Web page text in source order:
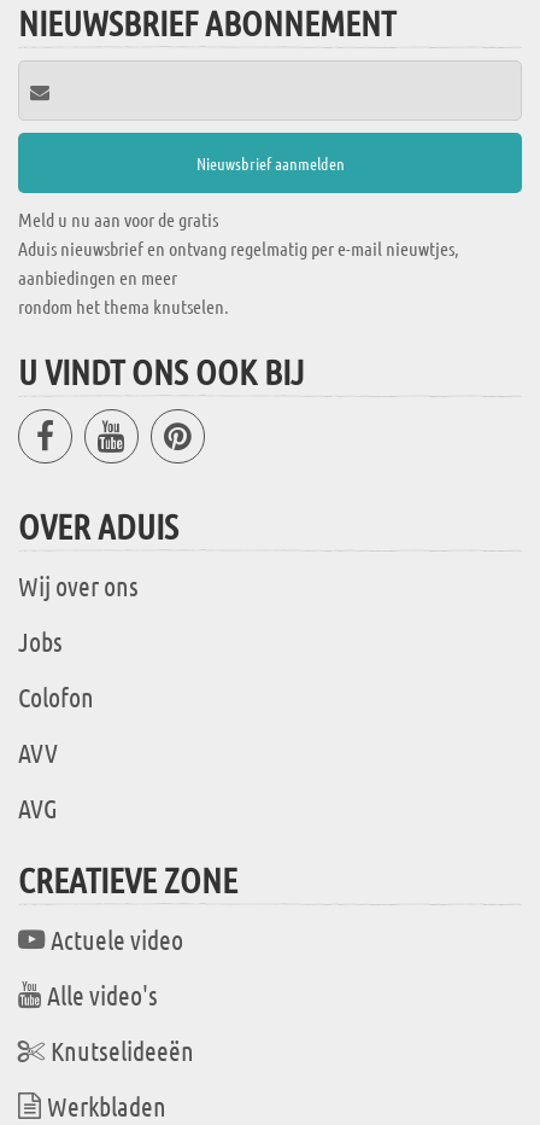
NIEUWSBRIEF ABONNEMENT
Meld u nu aan voor de gratis
Aduis nieuwsbrief en ontvang regelmatig per e-mail nieuwtjes,
aanbiedingen en meer
rondom het thema knutselen.
U VINDT ONS OOK BIJ
OVER ADUIS
Wij over ons
Jobs
Colofon
AVV
AVG
CREATIEVE ZONE
Actuele video
Alle video's
Knutselideeën
Werkbladen